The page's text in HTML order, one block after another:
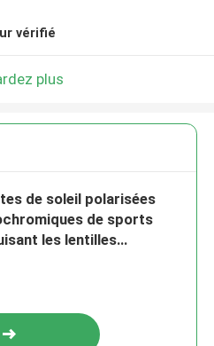
vérifié
plus
de soleil polarisées
de sports
les lentilles